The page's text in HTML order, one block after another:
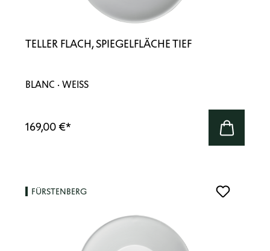
TELLER FLACH, SPIEGELFLÄCHE TIEF
BLANC · WEISS
169,00 €*
FÜRSTENBERG